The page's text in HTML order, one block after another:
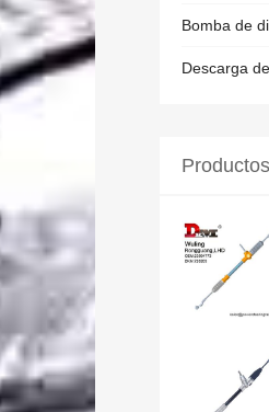
Bomba de
Descarga